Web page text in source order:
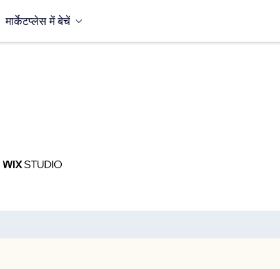
मार्केटप्लेस में बेचें